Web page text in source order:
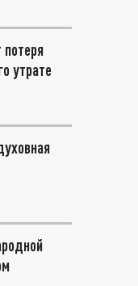
утрате